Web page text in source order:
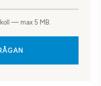
— max 5 MB.